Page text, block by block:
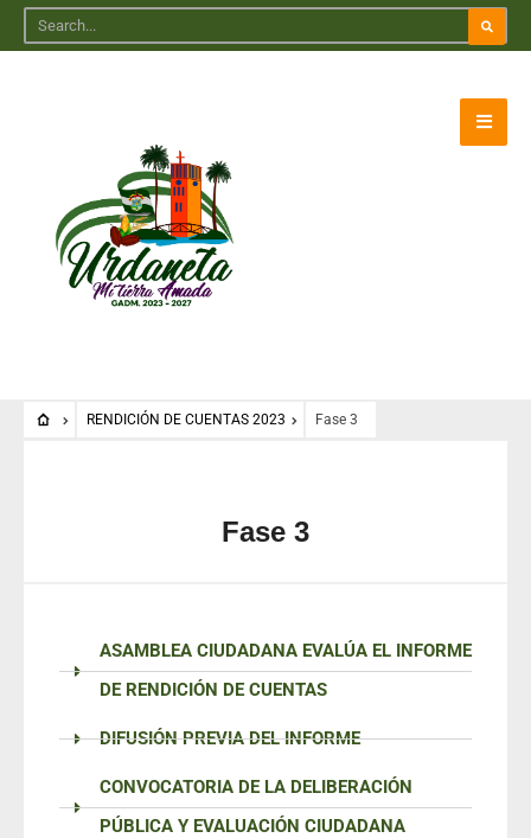
RENDICIÓN DE CUENTAS 2023 Fase 3
Fase 3
ASAMBLEA CIUDADANA EVALÚA EL INFORME
DE RENDICIÓN DE CUENTAS
DIFUSIÓN PREVIA DEL INFORME
CONVOCATORIA DE LA DELIBERACIÓN
PÚBLICA Y EVALUACIÓN CIUDADANA